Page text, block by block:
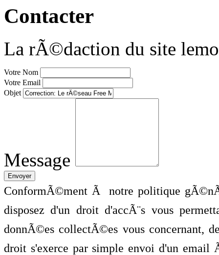
Contacter
La rÃ©daction du site
Votre Nom
Votre Email
Objet
Message
ConformÃ©ment Ã notre politique
disposez d'un droit d'accÃ¨s vous
donnÃ©es collectÃ©es vous concernant,
droit s'exerce par simple envoi d'un